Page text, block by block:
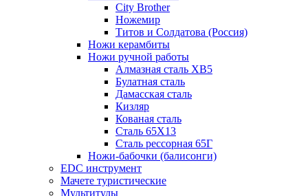
City Brother
Ножемир
Титов и Солдатова (Россия)
Ножи керамбиты
Ножи ручной работы
Алмазная сталь ХВ5
Булатная сталь
Дамасская сталь
Кизляр
Кованая сталь
Сталь 65Х13
Сталь рессорная 65Г
Ножи-бабочки (балисонги)
EDC инструмент
Мачете туристические
Мультитулы